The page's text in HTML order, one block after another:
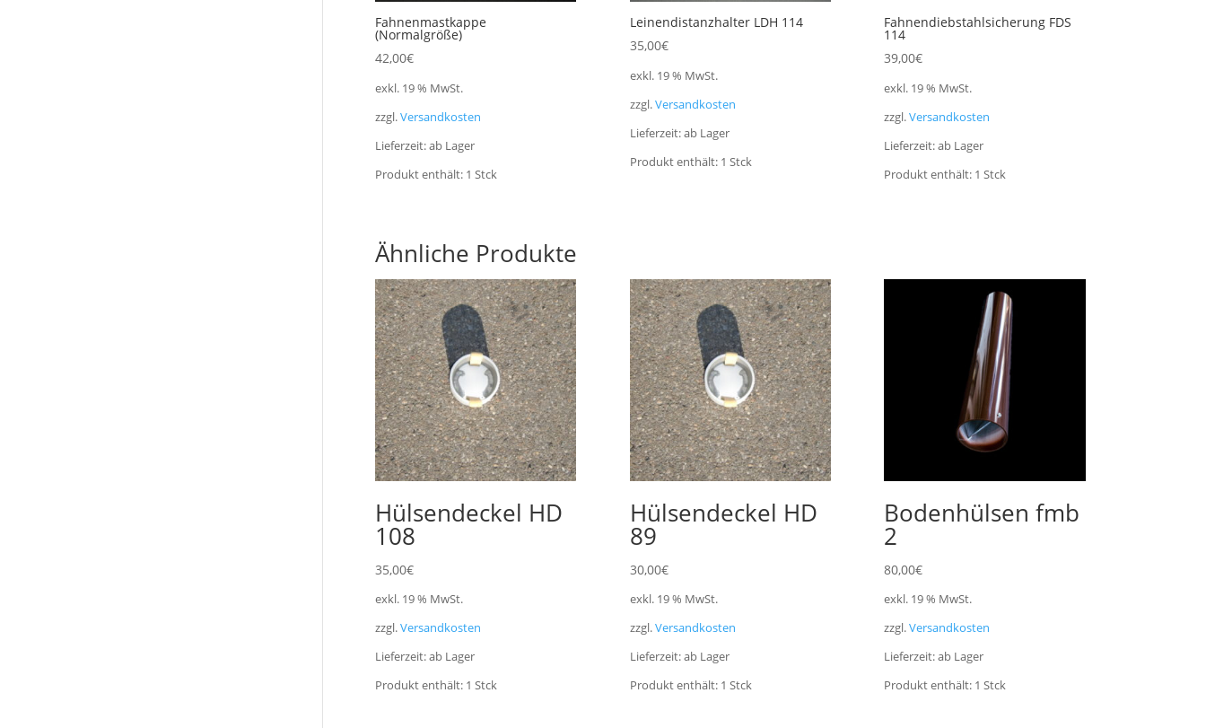
Fahnenmastkappe
(Normalgröße)
42,00€
exkl. 19 % MwSt.
zzgl.Versandkosten
Lieferzeit:ab Lager
Produkt enthält: 1 Stck
Leinendistanzhalter LDH 114
35,00€
exkl. 19 % MwSt.
zzgl.Versandkosten
Lieferzeit:ab Lager
Produkt enthält: 1 Stck
Fahnendiebstahlsicherung FDS
114
39,00€
exkl. 19 % MwSt.
zzgl.Versandkosten
Lieferzeit:ab Lager
Produkt enthält: 1Stck
Ähnliche Produkte
Hülsendeckel HD
108
35,00€
exkl. 19 % MwSt.
zzgl.Versandkosten
Lieferzeit:ab Lager
Produkt enthält: 1 Stck
Hülsendeckel HD
89
30,00€
exkl. 19 % MwSt.
zzgl.Versandkosten
Lieferzeit:ab Lager
Produkt enthält: 1 Stck
Bodenhülsen fmb
2
80,00€
exkl. 19 % MwSt.
zzgl.Versandkosten
Lieferzeit:ab Lager
Produkt enthält: 1Stck